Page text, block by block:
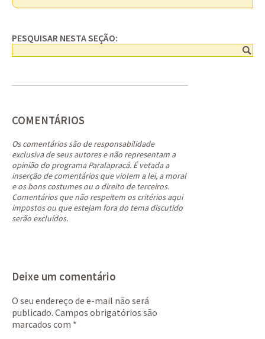
PESQUISAR NESTA SEÇÃO:
COMENTÁRIOS
Os comentários são de responsabilidade
exclusiva de seus autores e não representam a
opinião do programa Paralapracá. É vetada a
inserção de comentários que violem a lei, a moral
e os bons costumes ou o direito de terceiros.
Comentários que não respeitem os critérios aqui
impostos ou que estejam fora do tema discutido
serão excluídos.
Deixe um comentário
O seu endereço de e-mail não será
publicado. Campos obrigatórios são
marcados com *